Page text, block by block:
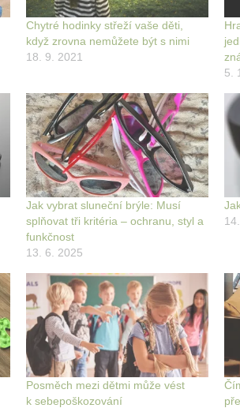
Chytré hodinky střeží vaše děti,
když zrovna nemůžete být s nimi
18. 9. 2021
5.
Jak vybrat sluneční brýle: Musí
splňovat tři kritéria – ochranu, styl a
funkčnost
13. 6. 2025
Posměch mezi dětmi může vést
k sebepoškozování